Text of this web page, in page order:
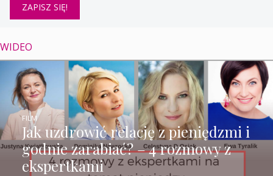
WIDEO
Jak uzdrowić relację z pieniędzmi i
godnie zarabiać? – 4 rozmowy z
ekspertkami
FILM